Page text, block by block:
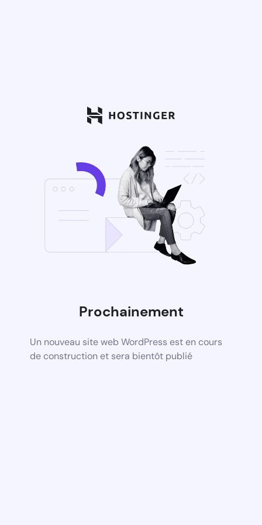
Prochainement
Un nouveau site web WordPress est en cours
de construction et sera bientôt publié